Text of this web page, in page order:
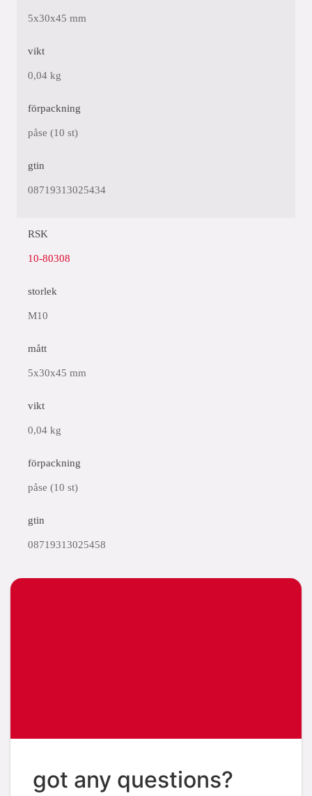
5x30x45 mm
vikt
0,04 kg
förpackning
påse (10 st)
gtin
08719313025434
RSK
10-80308
storlek
M10
mått
5x30x45 mm
vikt
0,04 kg
förpackning
påse (10 st)
gtin
08719313025458
got any questions?